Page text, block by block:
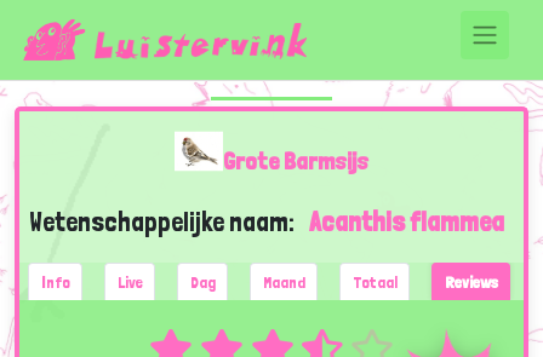
Grote Barmsijs
Wetenschappelijke naam: Acanthis flammea
Info Live Dag Maand Totaal Reviews